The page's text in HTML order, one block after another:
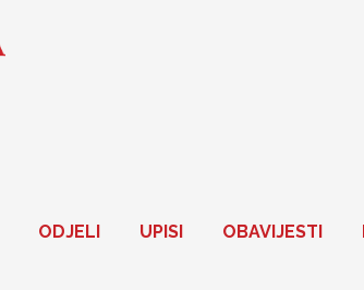
ODJELI UPISI OBAVIJESTI